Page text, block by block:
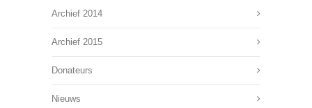
Archief 2014
Archief 2015
Donateurs
Nieuws